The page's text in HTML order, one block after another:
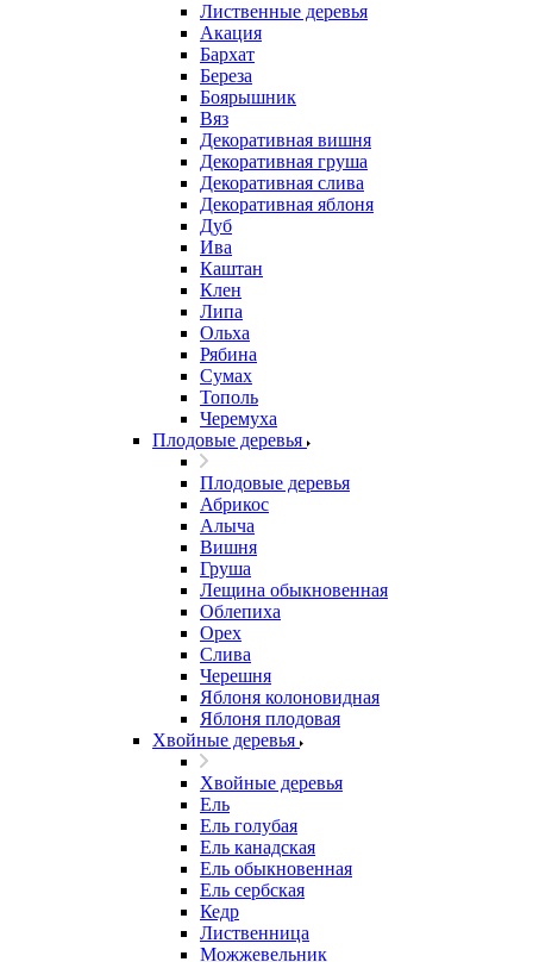
Лиственные деревья
Акация
Бархат
Береза
Боярышник
Вяз
Декоративная вишня
Декоративная груша
Декоративная слива
Декоративная яблоня
Дуб
Ива
Каштан
Клен
Липа
Ольха
Рябина
Сумах
Тополь
Черемуха
Плодовые деревья
Плодовые деревья
Абрикос
Алыча
Вишня
Груша
Лещина обыкновенная
Облепиха
Орех
Слива
Черешня
Яблоня колоновидная
Яблоня плодовая
Хвойные деревья
Хвойные деревья
Ель
Ель голубая
Ель канадская
Ель обыкновенная
Ель сербская
Кедр
Лиственница
Можжевельник